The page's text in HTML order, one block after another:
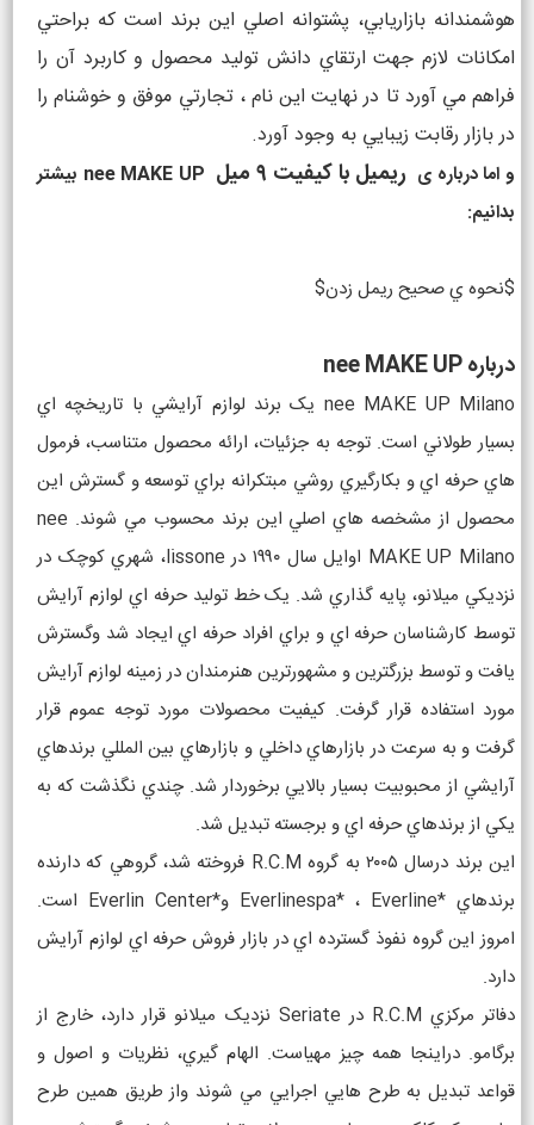
هوشمندانه بازاريابي، پشتوانه اصلي اين برند است که براحتي
امکانات لازم جهت ارتقاي دانش توليد محصول و کاربرد آن را
فراهم مي آورد تا در نهايت اين نام ، تجارتي موفق و خوشنام را
در بازار رقابت زيبايي به وجود آورد.
و اما درباره ی ریمیل با کیفیت ۹ میل
nee MAKE UP بیشتر
بدانیم:
$نحوه ي صحيح ريمل زدن$
درباره nee MAKE UP
nee MAKE UP Milano يک برند لوازم آرايشي با تاريخچه اي
بسيار طولاني است. توجه به جزئيات، ارائه محصول متناسب، فرمول
هاي حرفه اي و بکارگيري روشي مبتکرانه براي توسعه و گسترش اين
محصول از مشخصه هاي اصلي اين برند محسوب مي شوند. nee
MAKE UP Milano اوايل سال ۱۹۹۰ در lissone، شهري کوچک در
نزديکي ميلانو، پايه گذاري شد. يک خط توليد حرفه اي لوازم آرايش
توسط کارشناسان حرفه اي و براي افراد حرفه اي ايجاد شد وگسترش
يافت و توسط بزرگترين و مشهورترين هنرمندان در زمينه لوازم آرايش
مورد استفاده قرار گرفت. کيفيت محصولات مورد توجه عموم قرار
گرفت و به سرعت در بازارهاي داخلي و بازارهاي بين المللي برندهاي
آرايشي از محبوبيت بسيار بالايي برخوردار شد. چندي نگذشت که به
يکي از برندهاي حرفه اي و برجسته تبديل شد.
اين برند درسال ۲۰۰۵ به گروه R.C.M فروخته شد، گروهي که دارنده
برندهاي *Everlinespa* ، Everline و*Everlin Center است.
امروز اين گروه نفوذ گسترده اي در بازار فروش حرفه اي لوازم آرايش
دارد.
دفاتر مرکزي R.C.M در Seriate نزديک ميلانو قرار دارد، خارج از
برگامو. دراينجا همه چيز مهياست. الهام گيري، نظريات و اصول و
قواعد تبديل به طرح هايي اجرايي مي شوند واز طريق همين طرح